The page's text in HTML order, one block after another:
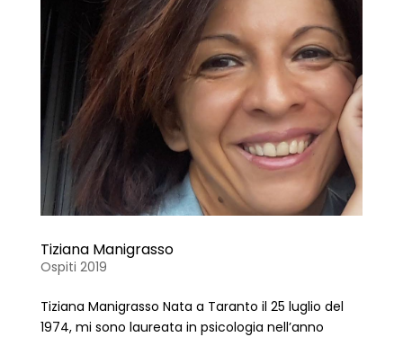
Tiziana Manigrasso
Ospiti 2019
Tiziana Manigrasso Nata a Taranto il 25 luglio del
1974, mi sono laureata in psicologia nell’anno